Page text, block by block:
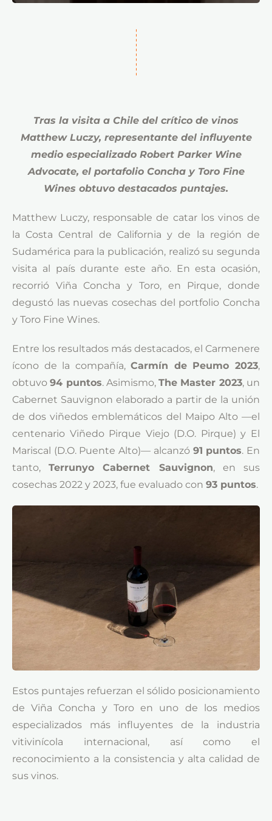
Tras la visita a Chile del crítico de vinos
Matthew Luczy, representante del influyente
medio especializado Robert Parker Wine
Advocate, el portafolio Concha y Toro Fine
Wines obtuvo destacados puntajes.
Matthew Luczy, responsable de catar los vinos de
la Costa Central de California y de la región de
Sudamérica para la publicación, realizó su segunda
visita al país durante este año. En esta ocasión,
recorrió Viña Concha y Toro, en Pirque, donde
degustó las nuevas cosechas del portfolio Concha
y Toro Fine Wines.
Entre los resultados más destacados, el Carmenere
ícono de la compañía,Carmín de Peumo 2023,
obtuvo94 puntos. Asimismo,The Master 2023, un
Cabernet Sauvignon elaborado a partir de la unión
de dos viñedos emblemáticos del Maipo Alto —el
centenario Viñedo Pirque Viejo (D.O. Pirque) y El
Mariscal (D.O. Puente Alto)— alcanzó 91 puntos. En
tanto,Terrunyo Cabernet Sauvignon, en sus
cosechas 2022 y 2023, fue evaluado con 93 puntos.
Estos puntajes refuerzan el sólido posicionamiento
de Viña Concha y Toro en uno de los medios
especializados más influyentes de la industria
vitivinícola internacional, así como el
reconocimiento a la consistencia y alta calidad de
sus vinos.